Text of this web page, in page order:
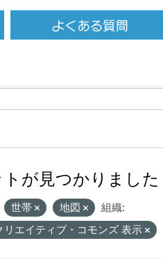
が見つかりました
世帯 地図
組織:
リエイティブ・コモンズ 表示